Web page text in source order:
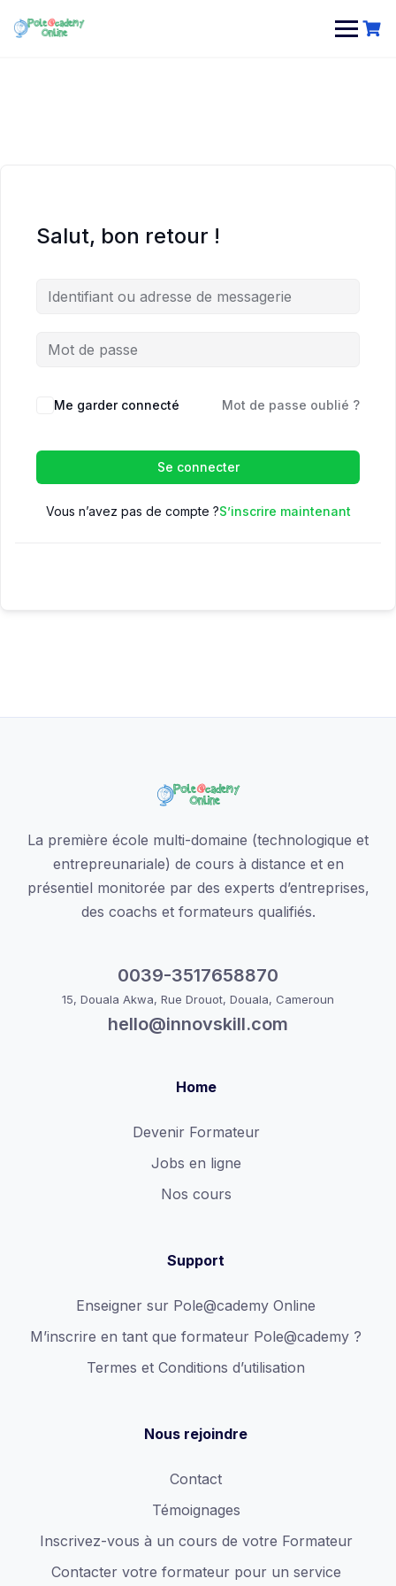
content
Salut, bon retour !
Me garder connecté Mot de passe oublié ?
Se connecter
Vous n’avez pas de compte ?S’inscrire maintenant
La première école multi-domaine (technologique et
entrepreunariale) de cours à distance et en
présentiel monitorée par des experts d’entreprises,
des coachs et formateurs qualifiés.
0039-3517658870
15, Douala Akwa, Rue Drouot, Douala, Cameroun
hello@innovskill.com
Home
Devenir Formateur
Jobs en ligne
Nos cours
Support
Enseigner sur Pole@cademy Online
M’inscrire en tant que formateur Pole@cademy ?
Termes et Conditions d’utilisation
Nous rejoindre
Contact
Témoignages
Inscrivez-vous à un cours de votre Formateur
Contacter votre formateur pour un service